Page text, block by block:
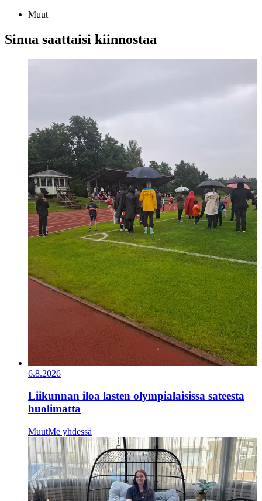
Muut
Sinua saattaisi kiinnostaa
6.8.2026
Liikunnan iloa lasten olympialaisissa sateesta
huolimatta
MuutMe yhdessä